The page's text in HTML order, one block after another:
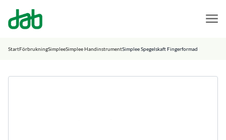
DAB Dental
StartFörbrukningSimpleeSimplee HandinstrumentSimplee Spegelskaft Fingerformad